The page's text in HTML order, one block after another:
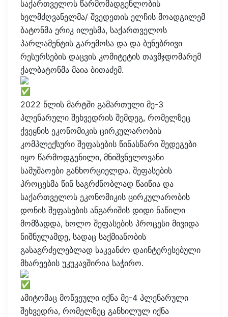
საქართველოს წარმომადგენლობის
ხელმძღვანელმა/ შვედეთის ელჩის მოადგილემ
ბატონმა ერიკ ილესმა, საქართველოს
პარლამენტის გარემოსა და და ბუნებრივი
რესურსების დაცვის კომიტეტის თავმჯდომარემ
ქალბატონმა მაია ბითაძემ.
2022 წლის მარტში გამართული მე-3
პლენარული შეხვედრის შემდეგ, რომელზეც
ქვეყნის ეკონომიკის ცირკულარობის
კომპლექსური შეფასების წინასწარი შედეგები
იყო წარმოდგენილი, მნიშვნელოვანი
სამუშაოები განხორციელდა. შეფასების
პროცესმა წინ საგრძნობლად წაიწია და
საქართველოს ეკონომიკის ცირკულარობის
დონის შეფასების ანგარიშის დიდი ნაწილი
მომზადდა, ხოლო შეფასების პროცესი მივიდა
ნიშნულამდე, სადაც საქმიანობის
გასაგრძელებლად საკვანძო დაინტერესებული
მხარეების უკუკავშირია საჭირო.
ამიტომაც მოწვეული იქნა მე-4 პლენარული
შეხვედრა, რომელზეც განხილულ იქნა